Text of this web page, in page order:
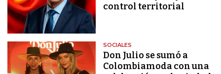
control territorial
SOCIALES
Don Julio se sumó a
Colombiamoda con una